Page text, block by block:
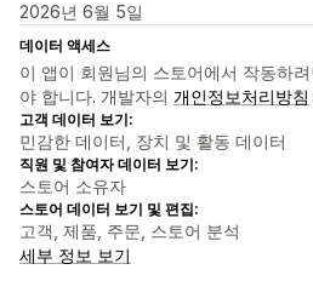
2026년 6월 5일
데이터 액세스
이 앱이 회원님의 스토어에서 작동하
야 합니다. 개발자의 개인정보처리방침
고객 데이터 보기:
민감한 데이터, 장치 및 활동 데이터
직원 및 참여자 데이터 보기:
스토어 소유자
스토어 데이터 보기 및 편집:
고객, 제품, 주문, 스토어 분석
세부 정보 보기